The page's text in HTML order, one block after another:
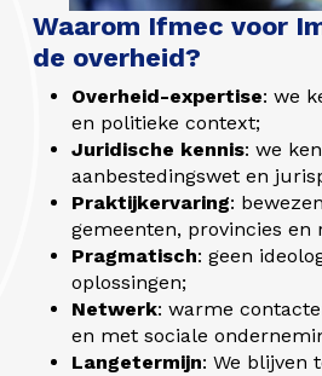
Waarom Ifmec voor
de overheid?
Overheid-expertise: we
en politieke context;
Juridische kennis: we
aanbestedingswet en
Praktijkervaring:
gemeenten, provincies en
Pragmatisch: geen
oplossingen;
Netwerk: warme
en met sociale
Langetermijn: We blijven